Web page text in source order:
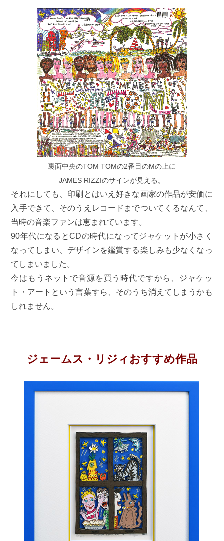
裏面中央のTOM TOMの2番目のMの上に
JAMES RIZZIのサインが見える。
それにしても、印刷とはいえ好きな画家の作品が安価に
入手できて、そのうえレコードまでついてくるなんて、
当時の音楽ファンは恵まれています。
90年代になるとCDの時代になってジャケットが小さく
なってしまい、デザインを鑑賞する楽しみも少なくなっ
てしまいました。
今はもうネットで音源を買う時代ですから、ジャケッ
ト・アートという言葉すら、そのうち消えてしまうかも
しれません。
ジェームス・リジィおすすめ作品